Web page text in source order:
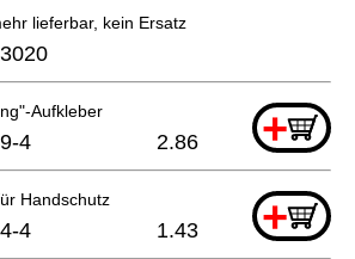
lieferbar, kein Ersatz
Aufkleber +
4 2.86
Handschutz +
4 1.43